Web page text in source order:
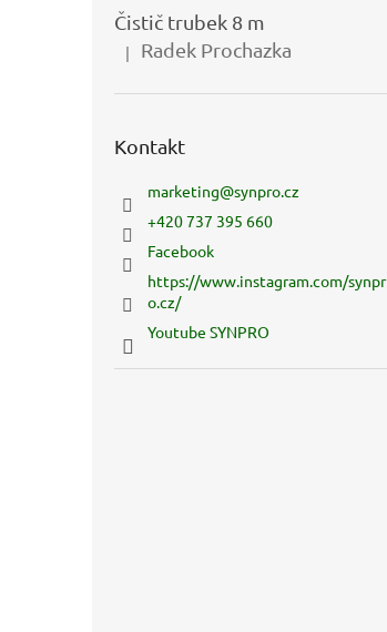
Čistič trubek 8 m
Hodnocení produktu je 5 z 5 hvězdiček.
| Radek Prochazka
Kontakt
marketing@synpro.cz
+420 737 395 660
Facebook
https://www.instagram.com/synpr
o.cz/
Youtube SYNPRO